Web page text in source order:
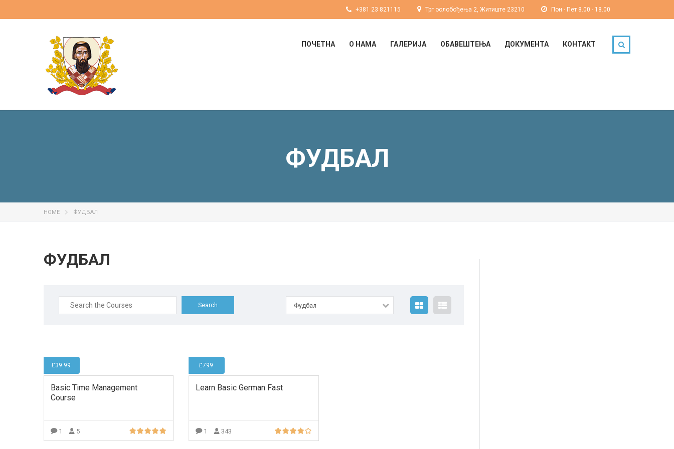
Пон - Пет 8.00 - 18.00
Трг ослобођења 2, Житиште 23210
+381 23 821115
ПОЧЕТНА О НАМА ГАЛЕРИЈА ОБАВЕШТЕЊА ДОКУМЕНТА КОНТАКТ
ФУДБАЛ
HOME ФУДБАЛ
ФУДБАЛ
Search
for:
Фудбал
£39.99
Basic Time Management
Course
1 5
£799
Learn Basic German Fast
1 343